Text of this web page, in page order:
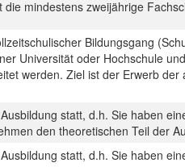
mindestens zweijährige
Bildungsgang
Universität oder Hochschule
werden. Ziel ist der Erwerb
statt, d.h. Sie haben
den theoretischen Teil der
statt, d.h. Sie haben